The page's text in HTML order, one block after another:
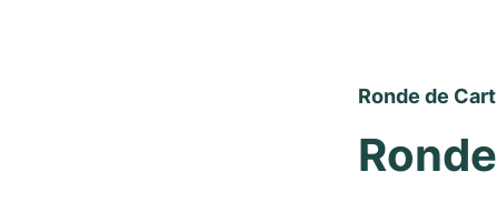
Ronde de